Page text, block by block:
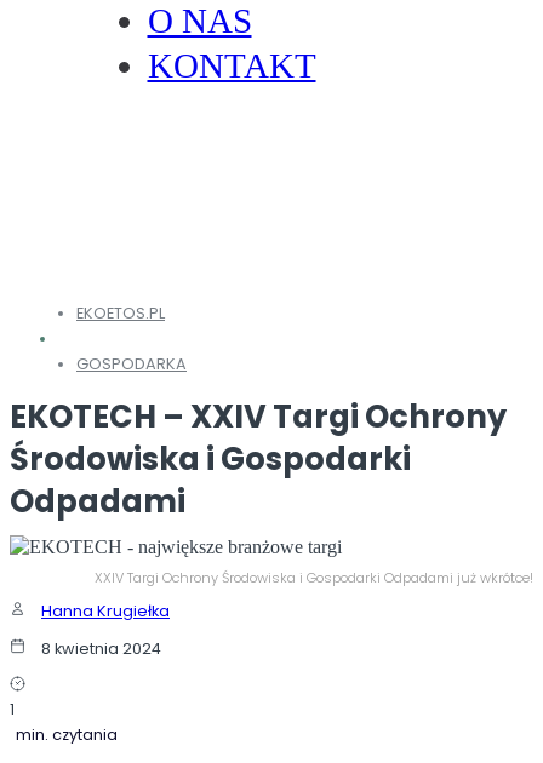
O NAS
KONTAKT
EKOETOS.PL
GOSPODARKA
EKOTECH – XXIV Targi Ochrony
Środowiska i Gospodarki
Odpadami
XXIV Targi Ochrony Środowiska i Gospodarki Odpadami już wkrótce!
Hanna Krugiełka
8 kwietnia 2024
1
min. czytania